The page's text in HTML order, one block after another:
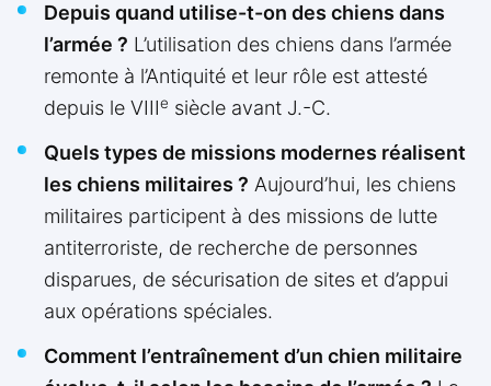
Depuis quand utilise-t-on des chiens dans
l’armée ? L’utilisation des chiens dans l’armée
remonte à l’Antiquité et leur rôle est attesté
depuis le VIIIe siècle avant J.-C.
Quels types de missions modernes réalisent
les chiens militaires ? Aujourd’hui, les chiens
militaires participent à des missions de lutte
antiterroriste, de recherche de personnes
disparues, de sécurisation de sites et d’appui
aux opérations spéciales.
Comment l’entraînement d’un chien militaire